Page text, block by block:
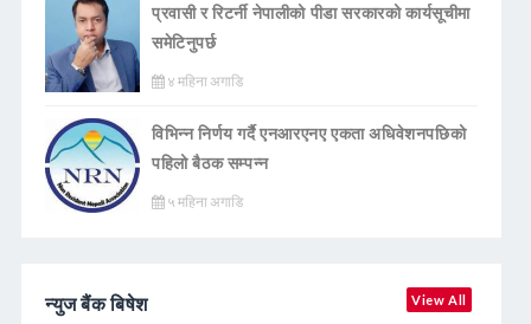
प्रवासी र रिटर्नी नेपालीको पीडा सरकारको कार्यसूचीमा
समेटिनुपर्छ
४ महिना अगाडि
विभिन्न निर्णय गर्दै एनआरएनए एकता अधिवेशनपछिको
पहिलो बैठक सम्पन्न
५ महिना अगाडि
न्युज बैंक बिषेश View All